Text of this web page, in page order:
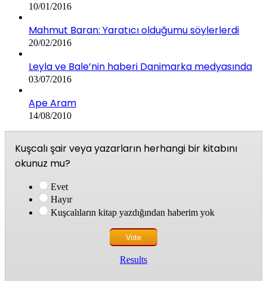
10/01/2016
Mahmut Baran: Yaratıcı olduğumu söylerlerdi
20/02/2016
Leyla ve Bale’nin haberi Danimarka medyasında
03/07/2016
Ape Aram
14/08/2010
Kuşcalı şair veya yazarların herhangi bir kitabını
okunuz mu?
Evet
Hayır
Kuşcalıların kitap yazdığından haberim yok
Results